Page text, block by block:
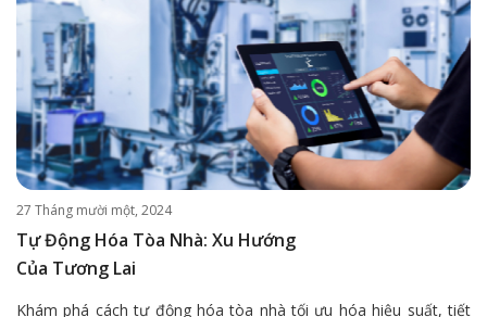
27 Tháng mười một, 2024
Tự Động Hóa Tòa Nhà: Xu Hướng
Của Tương Lai
Khám phá cách tự động hóa tòa nhà tối ưu hóa hiệu suất, tiết